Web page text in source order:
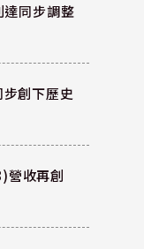
達同步調整
創下歷史
營收再創